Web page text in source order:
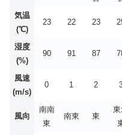
気温
(℃)
23 22 23
湿度
(%)
90 91 87
風速
(m/s)
0 1 2
風向
南南
東
南東 東